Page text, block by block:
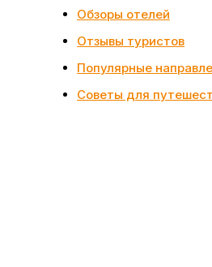
Обзоры отелей
Отзывы туристов
Популярные
Советы для